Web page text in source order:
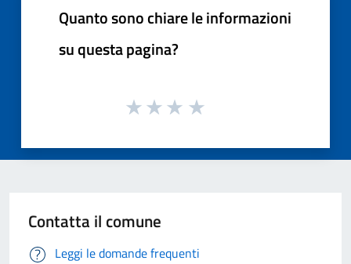
Quanto sono chiare le informazioni
su questa pagina?
Contatta il comune
Leggi le domande frequenti